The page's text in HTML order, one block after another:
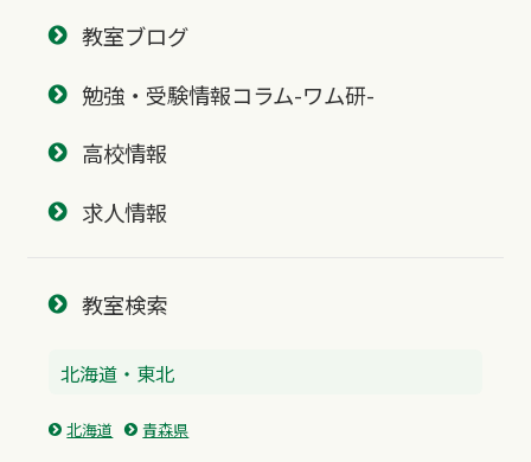
教室ブログ
勉強・受験情報コラム-ワム研-
高校情報
求人情報
教室検索
北海道・東北
北海道 青森県